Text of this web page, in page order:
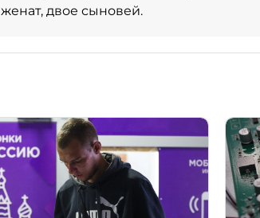
женат, двое сыновей.